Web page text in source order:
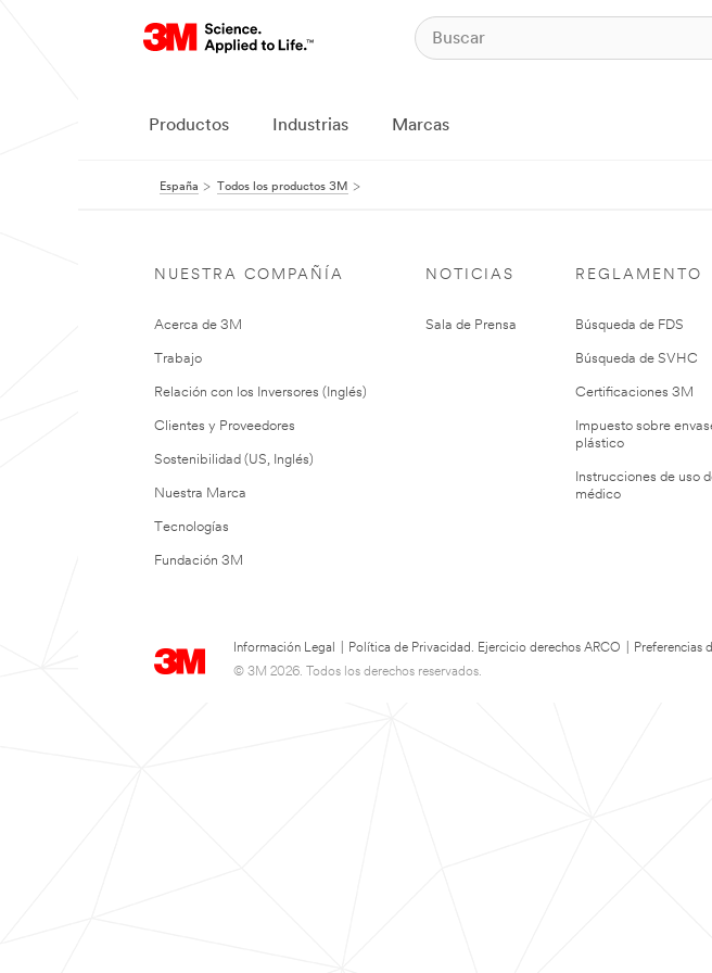
Productos Industrias Marcas
España Todos los productos 3M
NUESTRA COMPAÑÍA
Acerca de 3M
Trabajo
Relación con los Inversores (Inglés)
Clientes y Proveedores
Sostenibilidad (US, Inglés)
Nuestra Marca
Tecnologías
Fundación 3M
NOTICIAS
Sala de Prensa
REGLAMENTO
Búsqueda de FDS
Búsqueda de SVHC
Certificaciones 3M
Impuesto sobre
plástico
Instrucciones de uso
médico
Información Legal Política de Privacidad. Ejercicio derechos ARCO
Preferencias
© 3M 2026. Todos los derechos reservados.